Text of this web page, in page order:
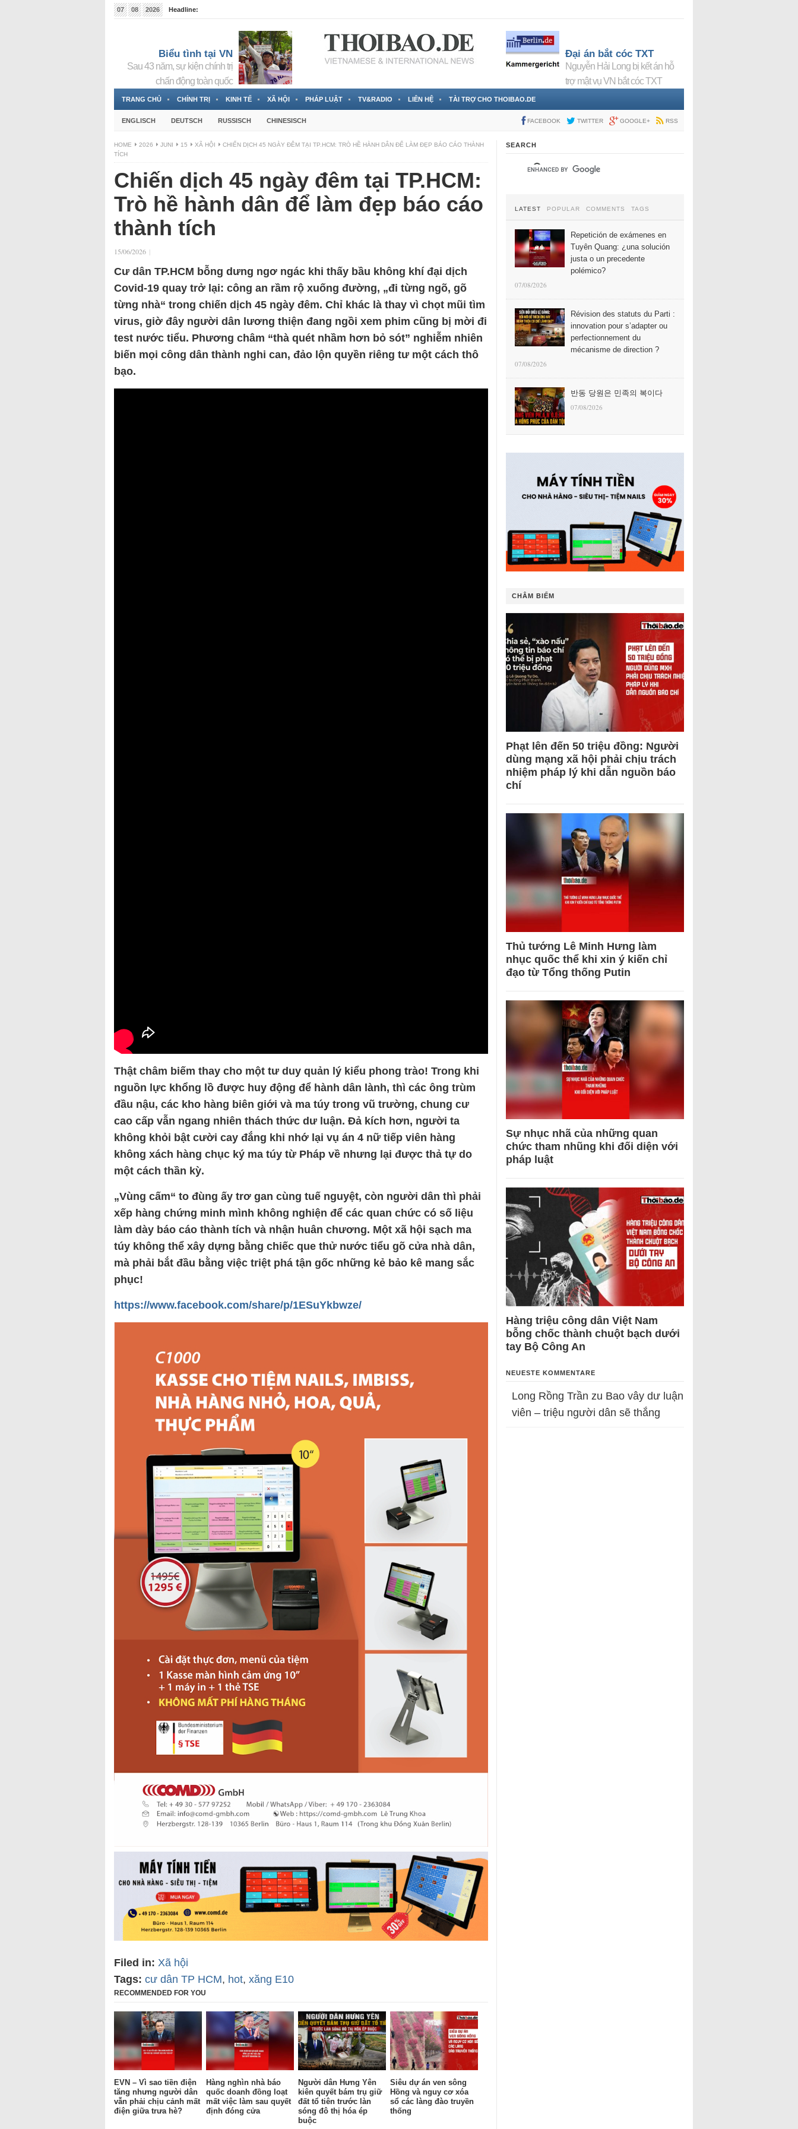
07 08 2026
Headline:
Biểu tình tại VN
Sau 43 năm, sự kiện chính trị
chấn động toàn quốc
Đại án bắt cóc TXT
Nguyễn Hải Long bị kết án hỗ
trợ mật vụ VN bắt cóc TXT
TRANG CHỦ CHÍNH TRỊ KINH TẾ XÃ HỘI PHÁP LUẬT TV&RADIO LIÊN HỆ TÀI TRỢ CHO THOIBAO.DE
ENGLISCH DEUTSCH RUSSISCH CHINESISCH FACEBOOK TWITTER GOOGLE+ RSS
HOME 2026 JUNI 15 XÃ HỘI
CHIẾN DỊCH 45 NGÀY ĐÊM TẠI TP.HCM: TRÒ HỀ HÀNH DÂN ĐỂ LÀM ĐẸP BÁO CÁO THÀNH
TÍCH
Chiến dịch 45 ngày đêm tại TP.HCM:
Trò hề hành dân để làm đẹp báo cáo
thành tích
15/06/2026 |
Cư dân TP.HCM bỗng dưng ngơ ngác khi thấy bầu không khí đại dịch
Covid-19 quay trở lại: công an rầm rộ xuống đường, „đi từng ngõ, gõ
từng nhà“ trong chiến dịch 45 ngày đêm. Chỉ khác là thay vì chọt mũi tìm
virus, giờ đây người dân lương thiện đang ngồi xem phim cũng bị mời đi
test nước tiểu. Phương châm “thà quét nhầm hơn bỏ sót” nghiễm nhiên
biến mọi công dân thành nghi can, đảo lộn quyền riêng tư một cách thô
bạo.
Thật châm biếm thay cho một tư duy quản lý kiểu phong trào! Trong khi
nguồn lực khổng lồ được huy động để hành dân lành, thì các ông trùm
đầu nậu, các kho hàng biên giới và ma túy trong vũ trường, chung cư
cao cấp vẫn ngang nhiên thách thức dư luận. Đả kích hơn, người ta
không khỏi bật cười cay đắng khi nhớ lại vụ án 4 nữ tiếp viên hàng
không xách hàng chục ký ma túy từ Pháp về nhưng lại được thả tự do
một cách thần kỳ.
„Vùng cấm“ to đùng ấy trơ gan cùng tuế nguyệt, còn người dân thì phải
xếp hàng chứng minh mình không nghiện để các quan chức có số liệu
làm dày báo cáo thành tích và nhận huân chương. Một xã hội sạch ma
túy không thể xây dựng bằng chiếc que thử nước tiểu gõ cửa nhà dân,
mà phải bắt đầu bằng việc triệt phá tận gốc những kẻ bảo kê mang sắc
phục!
https://www.facebook.com/share/p/1ESuYkbwze/
Filed in: Xã hội
Tags: cư dân TP HCM, hot, xăng E10
RECOMMENDED FOR YOU
EVN – Vì sao tiền điện
tăng nhưng người dân
vẫn phải chịu cảnh mất
điện giữa trưa hè?
Hàng nghìn nhà báo
quốc doanh đồng loạt
mất việc làm sau quyết
định đóng cửa
Người dân Hưng Yên
kiên quyết bám trụ giữ
đất tổ tiên trước làn
sóng đô thị hóa ép
buộc
Siêu dự án ven sông
Hồng và nguy cơ xóa
sổ các làng đào truyền
thống
SEARCH
LATEST POPULAR COMMENTS TAGS
Repetición de exámenes en
Tuyên Quang: ¿una solución
justa o un precedente
polémico?
07/08/2026
Révision des statuts du Parti :
innovation pour s’adapter ou
perfectionnement du
mécanisme de direction ?
07/08/2026
반동 당원은 민족의 복이다
07/08/2026
CHÂM BIẾM
Phạt lên đến 50 triệu đồng: Người
dùng mạng xã hội phải chịu trách
nhiệm pháp lý khi dẫn nguồn báo
chí
Thủ tướng Lê Minh Hưng làm
nhục quốc thể khi xin ý kiến chỉ
đạo từ Tổng thống Putin
Sự nhục nhã của những quan
chức tham nhũng khi đối diện với
pháp luật
Hàng triệu công dân Việt Nam
bỗng chốc thành chuột bạch dưới
tay Bộ Công An
NEUESTE KOMMENTARE
Long Rồng Trần zu Bao vây dư luận
viên – triệu người dân sẽ thắng